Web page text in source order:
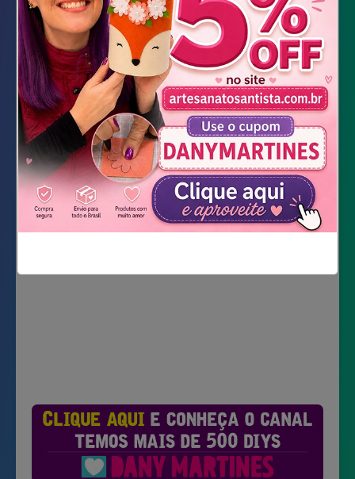
Vela branca
Giz de cera
Essencia
Linhaça
Adesivo Kawaii
Video Completo